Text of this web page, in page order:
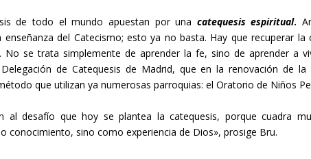
de todo el mundo apuestan por una catequesis espiritual.
del Catecismo; esto ya no basta. Hay que recuperar la
No se trata simplemente de aprender la fe, sino de aprender a
de Catequesis de Madrid, que en la renovación de la
que utilizan ya numerosas parroquias: el Oratorio de Niños
al desafío que hoy se plantea la catequesis, porque cuadra
conocimiento, sino como experiencia de Dios», prosige Bru.